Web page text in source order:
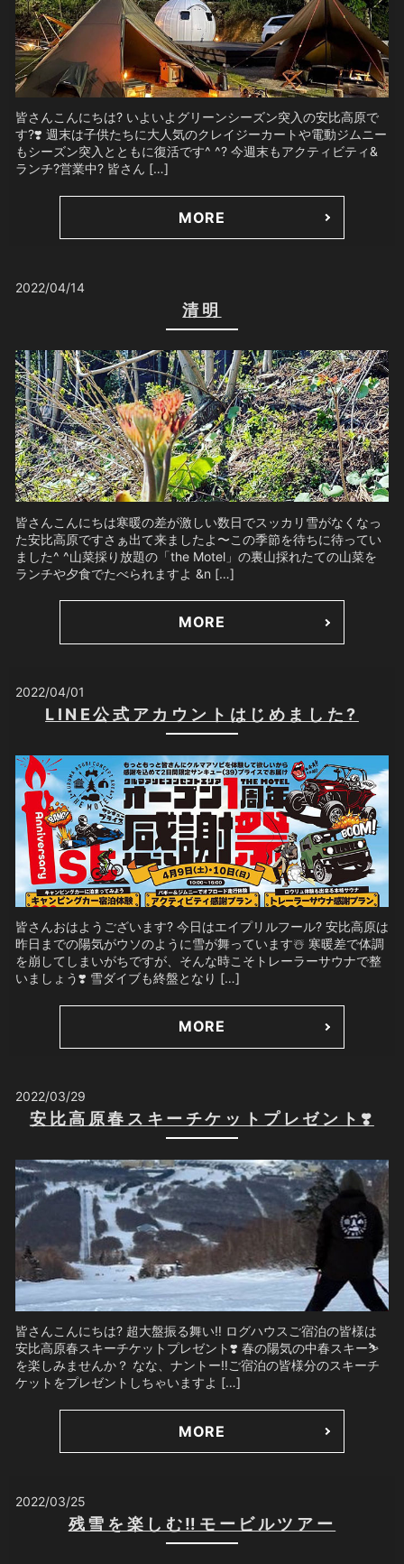
皆さんこんにちは? いよいよグリーンシーズン突入の安比高原で
す?❣️ 週末は子供たちに大人気のクレイジーカートや電動ジムニー
もシーズン突入とともに復活です^ ^? 今週末もアクティビティ&
ランチ?営業中? 皆さん […]
MORE
2022/04/14
清明
皆さんこんにちは寒暖の差が激しい数日でスッカリ雪がなくなっ
た安比高原ですさぁ出て来ましたよ〜この季節を待ちに待ってい
ました^ ^山菜採り放題の「the Motel」の裏山採れたての山菜を
ランチや夕食でたべられますよ &n […]
MORE
2022/04/01
LINE公式アカウントはじめました?
皆さんおはようございます? 今日はエイプリルフール? 安比高原は
昨日までの陽気がウソのように雪が舞っています☃️ 寒暖差で体調
を崩してしまいがちですが、そんな時こそトレーラーサウナで整
いましょう❣️ 雪ダイブも終盤となり […]
MORE
2022/03/29
安比高原春スキーチケットプレゼント❣️
皆さんこんにちは? 超大盤振る舞い‼️ ログハウスご宿泊の皆様は
安比高原春スキーチケットプレゼント❣️ 春の陽気の中春スキー⛷
を楽しみませんか？ なな、ナントー‼️ご宿泊の皆様分のスキーチ
ケットをプレゼントしちゃいますよ […]
MORE
2022/03/25
残雪を楽しむ‼️モービルツアー